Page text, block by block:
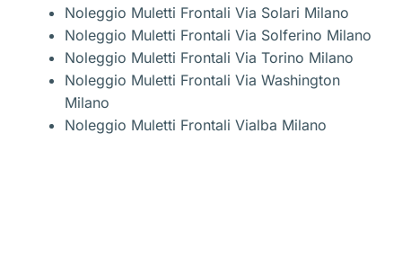
Noleggio Muletti Frontali Via Solari Milano
Noleggio Muletti Frontali Via Solferino Milano
Noleggio Muletti Frontali Via Torino Milano
Noleggio Muletti Frontali Via Washington
Milano
Noleggio Muletti Frontali Vialba Milano